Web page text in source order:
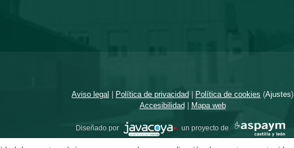
Aviso legal Política de privacidad Política de cookies (Ajustes)
Accesibilidad
Mapa web
Diseñado por un proyecto de